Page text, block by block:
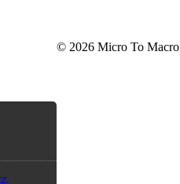
© 2026 Micro To Macro